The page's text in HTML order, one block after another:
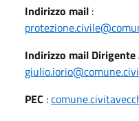
Indirizzo mail :
Indirizzo mail Dirigente
PEC :